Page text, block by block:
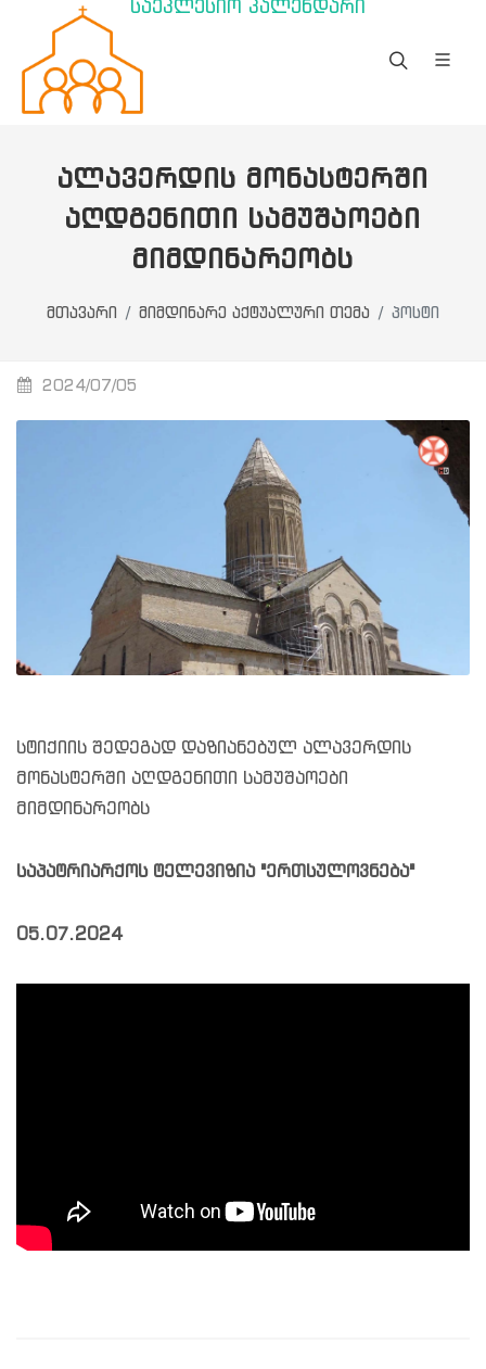
საეკლესიო კალენდარი
ᲐᲚᲐᲕᲔᲠᲓᲘᲡ ᲛᲝᲜᲐᲡᲢᲔᲠᲨᲘ
ᲐᲦᲓᲒᲔᲜᲘᲗᲘ ᲡᲐᲛᲣᲨᲐᲝᲔᲑᲘ
ᲛᲘᲛᲓᲘᲜᲐᲠᲔᲝᲑᲡ
მთავარი მიმდინარე აქტუალური თემა პოსტი
2024/07/05
სტიქიის შედეგად დაზიანებულ ალავერდის
მონასტერში აღდგენითი სამუშაოები
მიმდინარეობს
საპატრიარქოს ტელევიზია "ერთსულოვნება"
05.07.2024